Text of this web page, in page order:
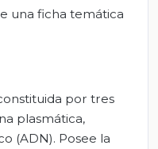
una ficha temática
por tres
plasmática,
(ADN). Posee la